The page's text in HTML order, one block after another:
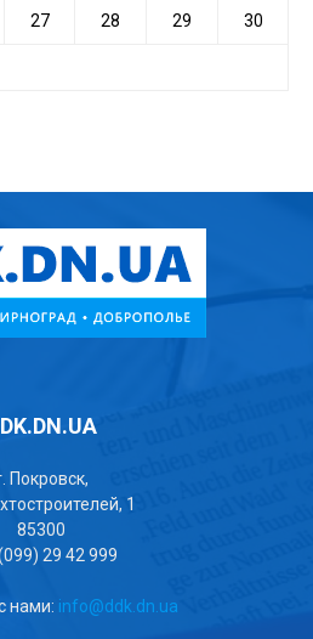
27 28 29 30
Покровск,
1
85300
29 42 999
нами: info@ddk.dn.ua